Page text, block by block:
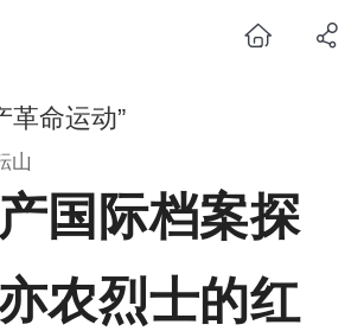
革命运动”
山
国际档案探
农烈士的红